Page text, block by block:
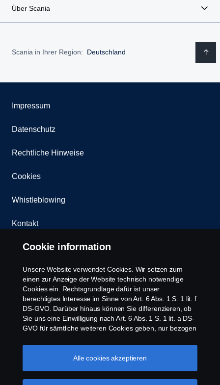
Über Scania
Scania in Ihrer Region: Deutschland
Impressum
Datenschutz
Rechtliche Hinweise
Cookies
Whistleblowing
Kontakt
Newsletter
Scania Cookie Richtlinie
Scania Deutschland GmbH, August-Horch-Straße
10, 56070 Koblenz, Tel. +49 261 897 0, Fax +49
Cookie information
Unsere Website verwendet Cookies. Wir setzen zum
einen zur Anzeige der Website technisch notwendige
Cookies ein. Rechtsgrundlage dafür ist unser
berechtigtes Interesse im Sinne von Art. 6 Abs. 1 S. 1 lit. f
DS-GVO. Darüber hinaus können Sie differenzieren, ob
Sie uns eine Einwilligung nach Art. 6 Abs. 1 S. 1 lit. a DS-
GVO für sämtliche weiteren Cookies geben, nur bezogen
Diese Einwilligung ist freiwillig und kann jederzeit mit
Zukunftswirkung widerrufen werden. Unsere Anbieter
Alle cookies akzeptieren